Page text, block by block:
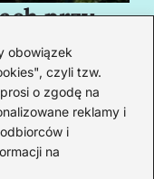
obowiązek
czyli tzw.
o zgodę na
reklamy i
i
na
przy
– nie tylko